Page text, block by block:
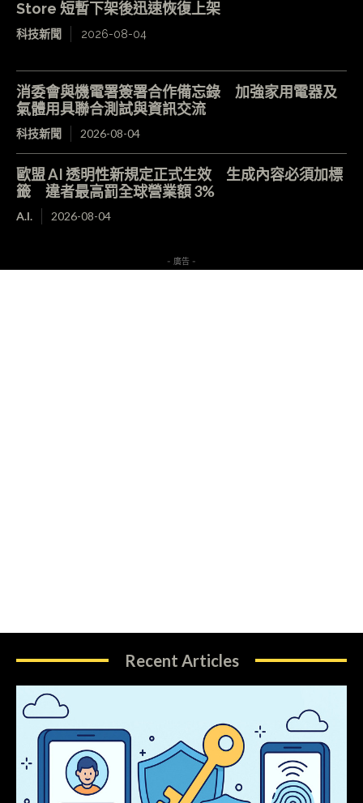
Store 短暫下架後迅速恢復上架
科技新聞 2026-08-04
消委會與機電署簽署合作備忘錄 加強家用電器及
氣體用具聯合測試與資訊交流
科技新聞 2026-08-04
歐盟 AI 透明性新規定正式生效 生成內容必須加標
籤 違者最高罰全球營業額 3%
A.I. 2026-08-04
- 廣告 -
Recent Articles